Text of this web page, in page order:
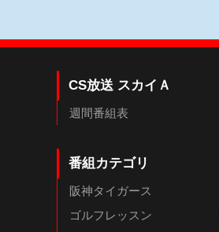
CS放送 スカイＡ
週間番組表
番組カテゴリ
阪神タイガース
ゴルフレッスン